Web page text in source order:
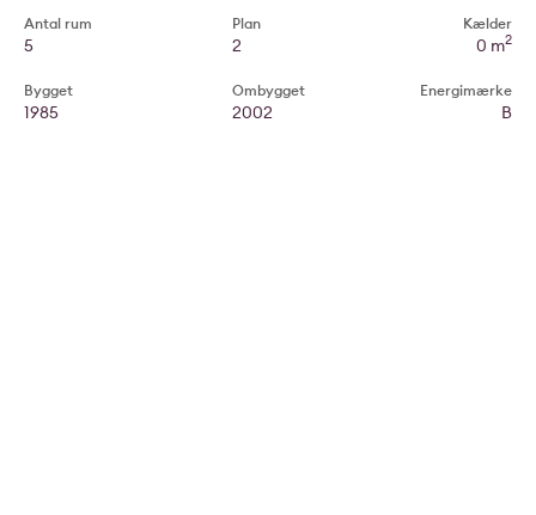
Antal rum
5
Bygget
1985
Plan
2
Ombygget
2002
Kælder
0 m2
Energimærke
B